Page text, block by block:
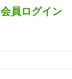
会員ログイン